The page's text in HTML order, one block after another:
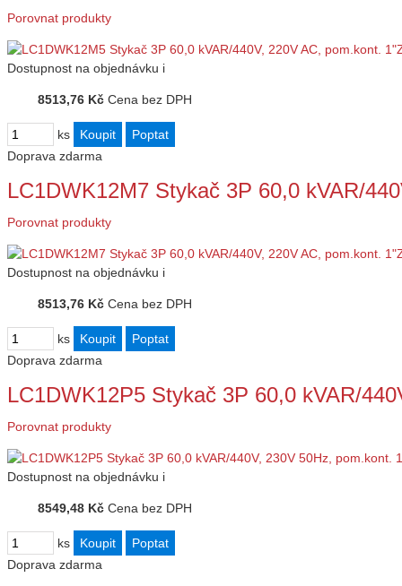
Porovnat produkty
Dostupnost na objednávku i
8513,76 Kč Cena bez DPH
ks
Doprava zdarma
LC1DWK12M7 Stykač 3P 60,0 kVAR/
Porovnat produkty
Dostupnost na objednávku i
8513,76 Kč Cena bez DPH
ks
Doprava zdarma
LC1DWK12P5 Stykač 3P 60,0 kVAR/
Porovnat produkty
Dostupnost na objednávku i
8549,48 Kč Cena bez DPH
ks
Doprava zdarma